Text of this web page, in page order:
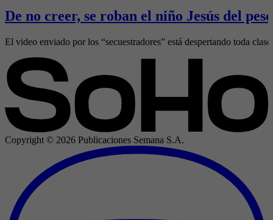
De no creer, se roban el niño Jesús del
El video enviado por los “secuestradores” está despertando toda
Copyright © 2026 Publicaciones Semana S.A.